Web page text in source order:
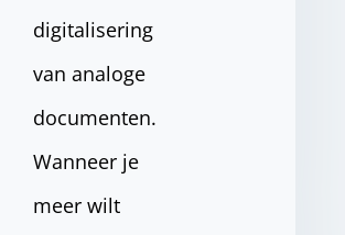
digitalisering
van analoge
documenten.
Wanneer je
meer wilt